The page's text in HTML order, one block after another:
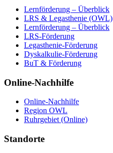
Lernförderung – Überblick
LRS & Legasthenie (OWL)
Lernförderung – Überblick
LRS-Förderung
Legasthenie-Förderung
Dyskalkulie-Förderung
BuT & Förderung
Online-Nachhilfe
Online-Nachhilfe
Region OWL
Ruhrgebiet (Online)
Standorte